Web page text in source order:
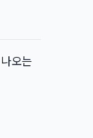
오는